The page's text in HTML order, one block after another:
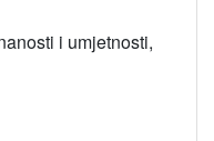
i umjetnosti,